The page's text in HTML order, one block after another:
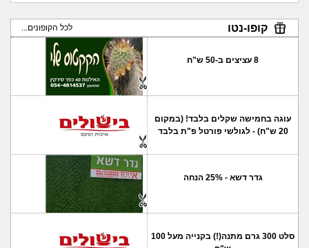
קופו-נטו לכל הקופונים...
8 עציצים ב-50 ש"ח
עוגה בחמישה שקלים בלבד! (במקום
20 ש"ח) - לגולשי פורטל פ"ת בלבד
גדר דשא - 25% הנחה
סלט 300 גרם מתנה(!) בקנייה מעל 100